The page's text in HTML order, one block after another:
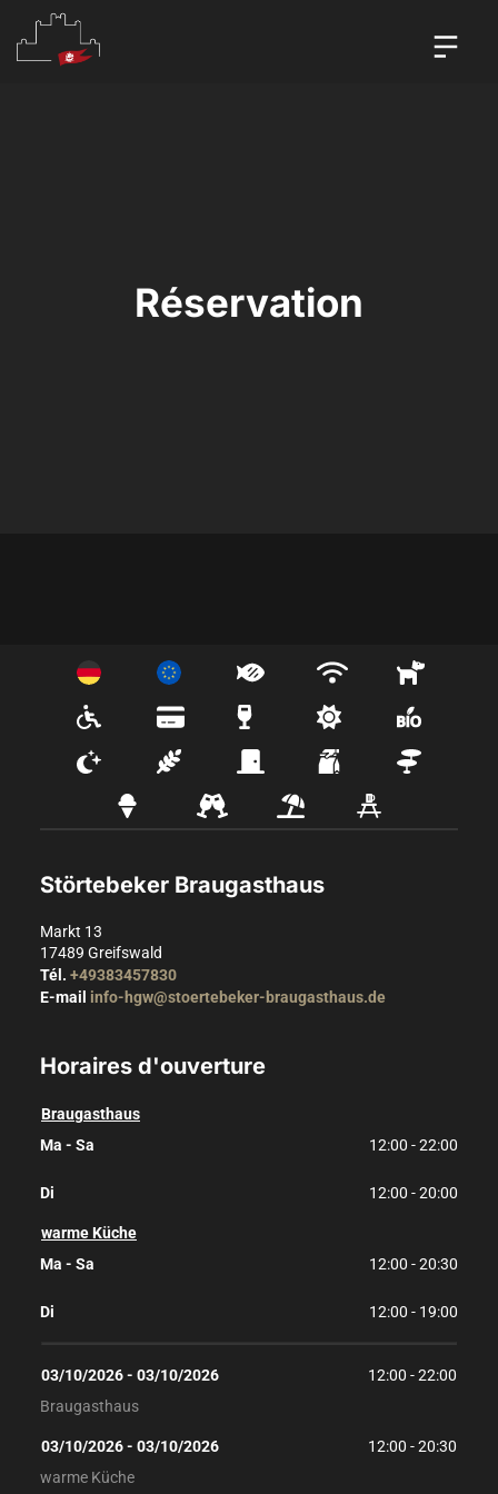
Réservation
Störtebeker Braugasthaus
Markt 13
17489 Greifswald
Tél. +49383457830
E-mail info-hgw@stoertebeker-braugasthaus.de
Horaires d'ouverture
Braugasthaus
Ma - Sa
12:00 - 22:00
Di 12:00 - 20:00
warme Küche
Ma - Sa
12:00 - 20:30
Di 12:00 - 19:00
03/10/2026 - 03/10/2026 12:00 - 22:00
Braugasthaus
03/10/2026 - 03/10/2026 12:00 - 20:30
warme Küche